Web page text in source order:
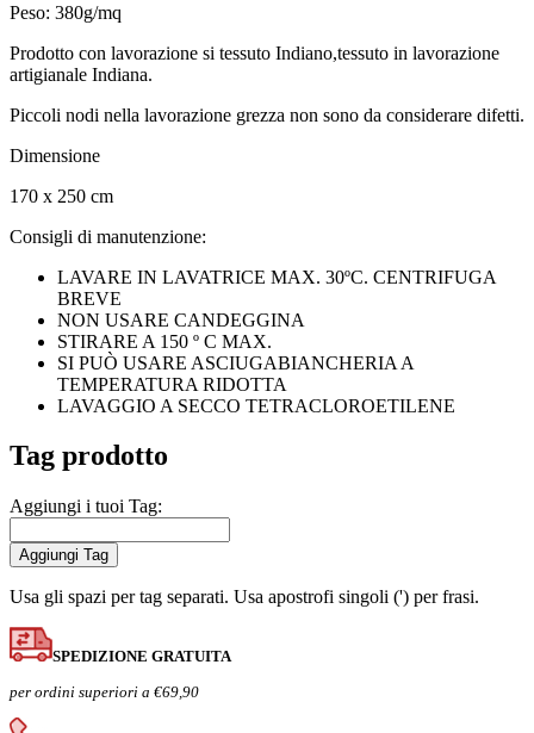
Peso: 380g/mq
Prodotto con lavorazione si tessuto Indiano,tessuto in lavorazione
artigianale Indiana.
Piccoli nodi nella lavorazione grezza non sono da considerare difetti.
Dimensione
170 x 250 cm
Consigli di manutenzione:
LAVARE IN LAVATRICE MAX. 30ºC. CENTRIFUGA
BREVE
NON USARE CANDEGGINA
STIRARE A 150 º C MAX.
SI PUÒ USARE ASCIUGABIANCHERIA A
TEMPERATURA RIDOTTA
LAVAGGIO A SECCO TETRACLOROETILENE
Tag prodotto
Aggiungi i tuoi Tag:
Aggiungi Tag
Usa gli spazi per tag separati. Usa apostrofi singoli (') per frasi.
SPEDIZIONE GRATUITA
per ordini superiori a €69,90